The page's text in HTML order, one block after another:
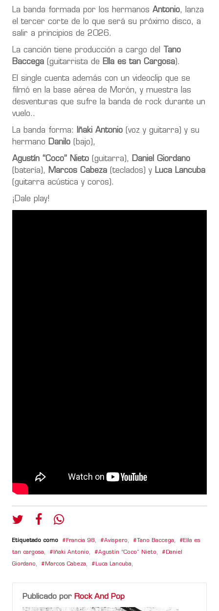
La banda formada por los hermanos Antonio, lanza
el tercer corte de lo que será su próximo disco, a
salir a principios de 2026.
La canción tiene producción a cargo del
Tano
Baccega (guitarrista de Ella es tan Cargosa ).
El single cuenta además con un videoclip que se
filmó en la base aérea de Morón, y muestra las
desventuras que sufre la banda de rock durante un
vuelo..
La banda forma: Iñaki Antonio (voz y guitarra) y su
hermano Danilo (bajo),
Agustín “Coco” Nieto (guitarra),
Daniel Giordano
(batería),
Marcos Cabeza (teclados) y Luca Lancuba
(guitarra acústica y coros).
¡Dale play!
Etiquetado como Francia 98, Avispero, Tano Baccega, Ella es
tan cargosa, Iñaki Antonio, Agustín “Coco” Nieto, Daniel
Giordano, Marcos Cabeza, Luca Lancuba,
Publicado por Rock And Pop